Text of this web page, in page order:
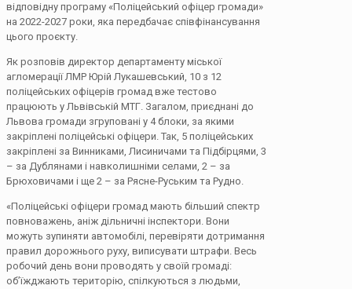
відповідну програму «Поліцейський офіцер громади»
на 2022-2027 роки, яка передбачає співфінансування
цього проєкту.
Як розповів директор департаменту міської
агломерації ЛМР Юрій Лукашевський, 10 з 12
поліцейських офіцерів громад вже тестово
працюють у Львівській МТГ. Загалом, приєднані до
Львова громади згруповані у 4 блоки, за якими
закріплені поліцейські офіцери. Так, 5 поліцейських
закріплені за Винниками, Лисиничами та Підбірцями, 3
– за Дублянами і навколишніми селами, 2 – за
Брюховичами і ще 2 – за Рясне-Руським та Рудно.
«Поліцейські офіцери громад мають більший спектр
повноважень, аніж дільничні інспектори. Вони
можуть зупиняти автомобілі, перевіряти дотримання
правил дорожнього руху, виписувати штрафи. Весь
робочий день вони проводять у своїй громаді:
об’їжджають територію, спілкуються з людьми,